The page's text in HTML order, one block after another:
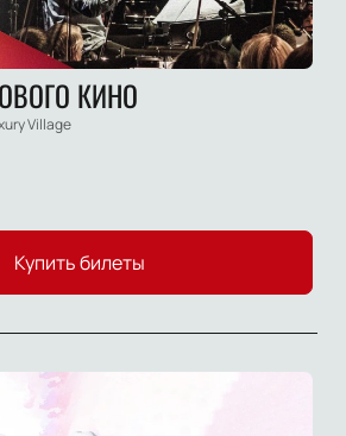
КИНО
Village
Купить билеты